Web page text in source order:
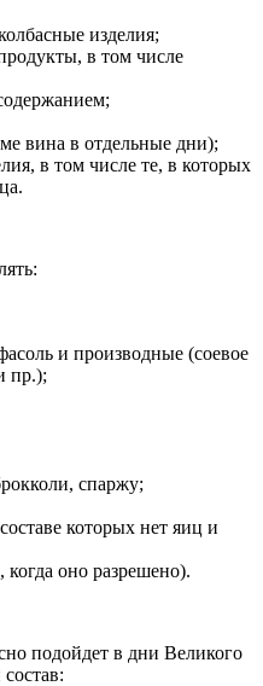
изделия;
в том числе
вина в отдельные дни);
в том числе те, в которых
и производные (соевое
пр.);
спаржу;
которых нет яиц и
когда оно разрешено).
подойдет в дни Великого